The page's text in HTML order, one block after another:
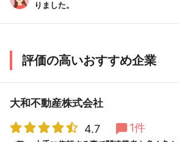
りました。
評価の高いおすすめ企業
大和不動産株式会社
4.7 1件